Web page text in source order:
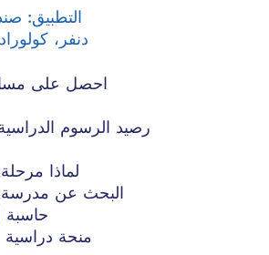
التطبيق:
دنفر، كولورادو 80204-
احصل على
لماذا
البحث عن مدرسة
حاسبة
منحة دراسية